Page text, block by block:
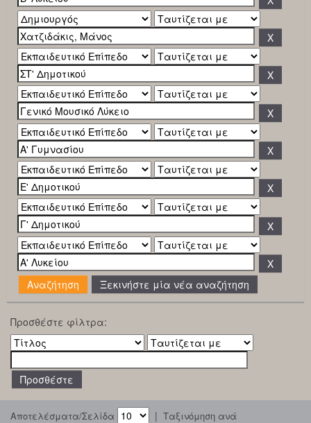
Ξεκινήστε μία νέα αναζήτηση
Προσθέστε φίλτρα:
Αποτελέσματα/Σελίδα | Ταξινόμηση ανά